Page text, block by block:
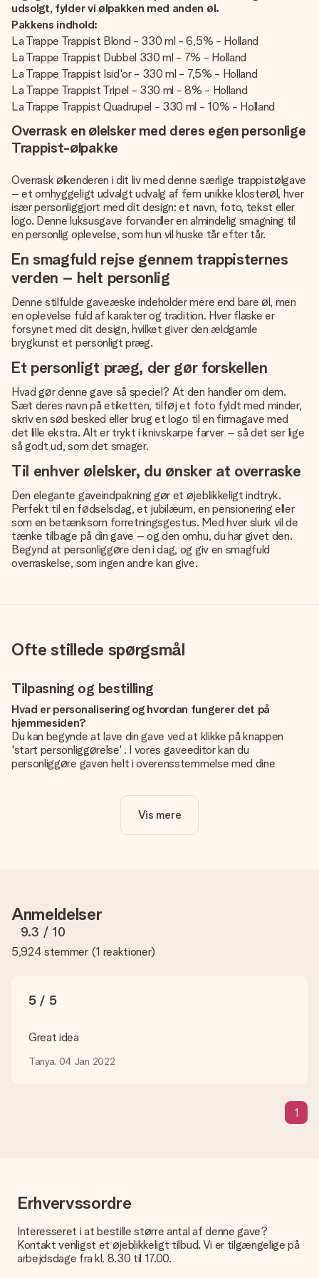
udsolgt, fylder vi ølpakken med anden øl.
Pakkens indhold:
La Trappe Trappist Blond - 330 ml - 6,5% - Holland
La Trappe Trappist Dubbel 330 ml - 7% - Holland
La Trappe Trappist Isid'or - 330 ml - 7,5% - Holland
La Trappe Trappist Tripel - 330 ml - 8% - Holland
La Trappe Trappist Quadrupel - 330 ml - 10% - Holland
Overrask en ølelsker med deres egen personlige
Trappist-ølpakke
Overrask ølkenderen i dit liv med denne særlige trappistølgave
– et omhyggeligt udvalgt udvalg af fem unikke klosterøl, hver
især personliggjort med dit design: et navn, foto, tekst eller
logo. Denne luksusgave forvandler en almindelig smagning til
en personlig oplevelse, som hun vil huske tår efter tår.
En smagfuld rejse gennem trappisternes
verden – helt personlig
Denne stilfulde gaveæske indeholder mere end bare øl, men
en oplevelse fuld af karakter og tradition. Hver flaske er
forsynet med dit design, hvilket giver den ældgamle
brygkunst et personligt præg.
Et personligt præg, der gør forskellen
Hvad gør denne gave så speciel? At den handler om dem.
Sæt deres navn på etiketten, tilføj et foto fyldt med minder,
skriv en sød besked eller brug et logo til en firmagave med
det lille ekstra. Alt er trykt i knivskarpe farver – så det ser lige
så godt ud, som det smager.
Til enhver ølelsker, du ønsker at overraske
Den elegante gaveindpakning gør et øjeblikkeligt indtryk.
Perfekt til en fødselsdag, et jubilæum, en pensionering eller
som en betænksom forretningsgestus. Med hver slurk vil de
tænke tilbage på din gave – og den omhu, du har givet den.
Begynd at personliggøre den i dag, og giv en smagfuld
overraskelse, som ingen andre kan give.
Ofte stillede spørgsmål
Tilpasning og bestilling
Hvad er personalisering og hvordan fungerer det på
hjemmesiden?
Du kan begynde at lave din gave ved at klikke på knappen
'start personliggørelse' . I vores gaveeditor kan du
personliggøre gaven helt i overensstemmelse med dine
Er personalisering inkluderet i prisen?
Prisen der vises på hjemmesiden omfatter personliggørelse
om kvaliteten af dit billede, kan du kontakte vores
kundeservice og vedlægge dit foto sammen med den gave,
du er interesseret i at bestille. Så kan de tjekke kvaliteten for
dig!
Du kan bruge JPG- og PNG-filer til vores editor. Er dette for
teknisk eller har du et billede af et andet format, du gerne vil
at hjælpe dig, så du kan lave den gave du vil have!
Hvad hvis den farve eller valgmulighed jeg vil have, ikke er
farve, men er dette ikke angivet på hjemmesiden? Kontakt
venligst vores kundeservice; de er glade for at hjælpe dig!
hvem du skal takke for denne dejlige overraskelse.
Er min gave indpakket?
I øjeblikket har vi (endnu) ikke en gaveindpakningstjeneste til
at pakke din gave. Vi leverer vores gaver i en festlig
emballage. Det betyder, at din gave er klar til at blive givet,
Vis mere
Anmeldelser
9.3 / 10
5,924 stemmer(1 reaktioner)
5 / 5
Great idea
Tanya, 04 Jan 2022
1
Erhvervssordre
Interesseret i at bestille større antal af denne gave?
Kontakt venligst et øjeblikkeligt tilbud. Vi er tilgængelige på
arbejdsdage fra kl. 8.30 til 17.00.